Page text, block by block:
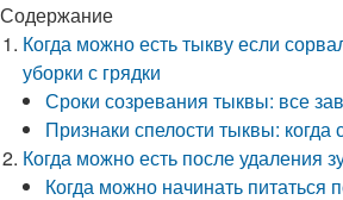
Содержание
Когда можно есть тыкву если
уборки с грядки
Сроки созревания тыквы: все
Признаки спелости тыквы: когда
Когда можно есть после удаления
Когда можно начинать питаться